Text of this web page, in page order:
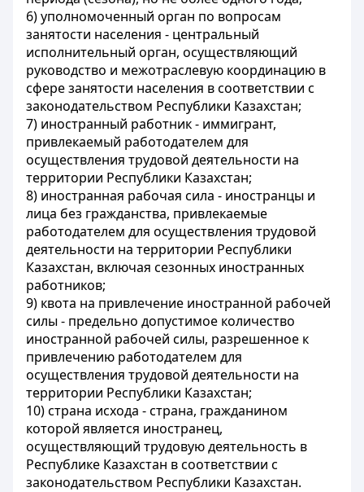
6) уполномоченный орган по вопросам
занятости населения - центральный
исполнительный орган, осуществляющий
руководство и межотраслевую координацию в
сфере занятости населения в соответствии с
законодательством Республики Казахстан;
7) иностранный работник - иммигрант,
привлекаемый работодателем для
осуществления трудовой деятельности на
территории Республики Казахстан;
8) иностранная рабочая сила - иностранцы и
лица без гражданства, привлекаемые
работодателем для осуществления трудовой
деятельности на территории Республики
Казахстан, включая сезонных иностранных
работников;
9) квота на привлечение иностранной рабочей
силы - предельно допустимое количество
иностранной рабочей силы, разрешенное к
привлечению работодателем для
осуществления трудовой деятельности на
территории Республики Казахстан;
10) страна исхода - страна, гражданином
которой является иностранец,
осуществляющий трудовую деятельность в
Республике Казахстан в соответствии с
законодательством Республики Казахстан.